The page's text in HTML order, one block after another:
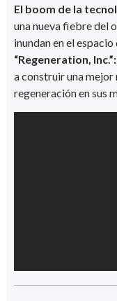
El boom de la
una nueva fiebre del
inundan en el
“Regeneration, Inc.”:
a construir una
regeneración en sus